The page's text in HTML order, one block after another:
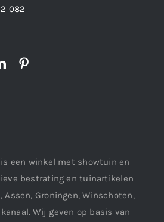
082
een winkel met showtuin en
bestrating en tuinartikelen
Assen, Groningen, Winschoten,
Wij geven op basis van